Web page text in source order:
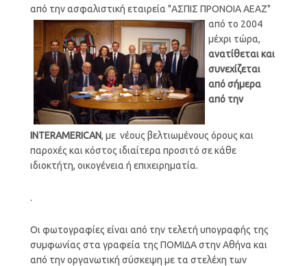
από την ασφαλιστική εταιρεία "ΑΣΠΙΣ ΠΡΟΝΟΙΑ ΑΕΑΖ"
από το 2004
μέχρι τώρα,
ανατίθεται και
συνεχίζεται
από σήμερα
από την
ΙNTERAMERICAN, με νέους βελτιωμένους όρους και
παροχές και κόστος ιδιαίτερα προσιτό σε κάθε
ιδιοκτήτη, οικογένεια ή επιχειρηματία.
.
Οι φωτογραφίες είναι από την τελετή υπογραφής της
συμφωνίας στα γραφεία της ΠΟΜΙΔΑ στην Αθήνα και
από την οργανωτική σύσκεψη με τα στελέχη των